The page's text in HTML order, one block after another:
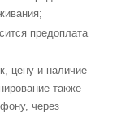
предоплата
к, цену и наличие
также
через